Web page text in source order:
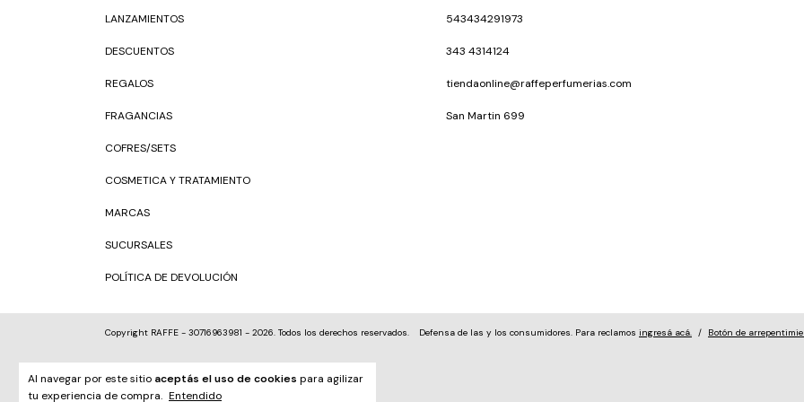
Al navegar por este sitio aceptás el uso de cookies para agilizar
tu experiencia de compra. Entendido
LANZAMIENTOS
DESCUENTOS
REGALOS
FRAGANCIAS
COFRES/SETS
COSMETICA Y TRATAMIENTO
MARCAS
SUCURSALES
POLÍTICA DE DEVOLUCIÓN
543434291973
343 4314124
tiendaonline@raffeperfumerias.com
San Martin 699
Copyright RAFFE - 30716963981 - 2026. Todos los derechos reservados. Defensa de las y los consumidores. Para reclamos ingresá acá. / Botón de